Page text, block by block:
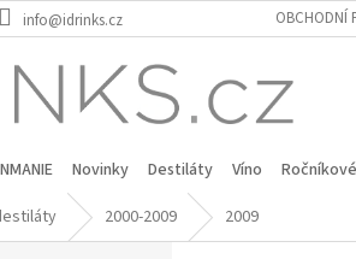
info@idrinks.cz OBCHODNÍ
Novinky Destiláty Víno
2000-2009 2009